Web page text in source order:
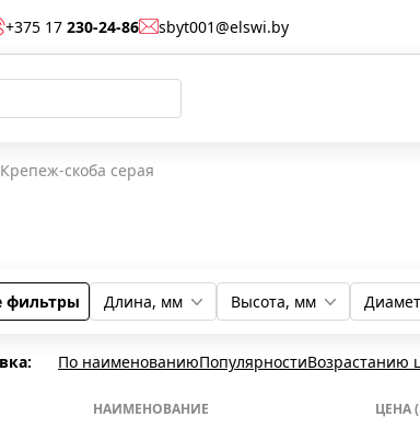
+375 17 230-24-86 sbyt001@elswi.by
Крепеж-скоба серая
фильтры
Длина, мм
Высота, мм
По наименованиюПопулярностиВозрастанию
НАИМЕНОВАНИЕ ЦЕНА